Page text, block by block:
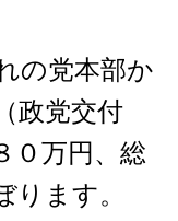
の党本部か
政党交付
０万円、総
ります。